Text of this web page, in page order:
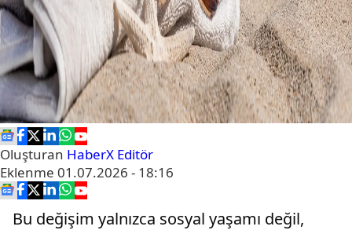
Oluşturan HaberX Editör
Eklenme 01.07.2026 - 18:16
Bu değişim yalnızca sosyal yaşamı değil,